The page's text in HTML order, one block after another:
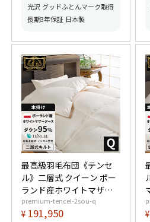
光沢 グッドふとんマーク取得
長期3年保証 日本製
最高級羽毛布団《テンセ
ル》二層式 クイーン ポー
ランド産ホワイトマザー
グースダウン95% (440dp
以上) 羽毛量2.0kg 【6つ
premium-tencel-2sou-q
¥ 191,950 ¥